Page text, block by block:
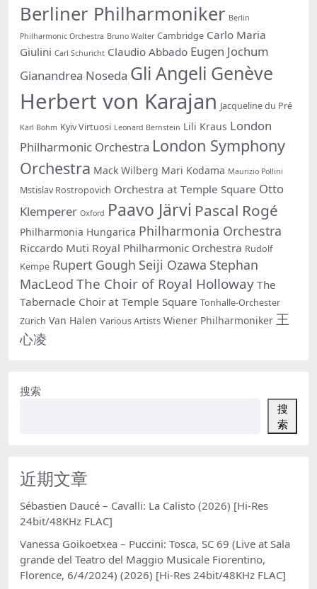
Berliner Philharmoniker Berlin
Philharmonic Orchestra Bruno Walter Cambridge Carlo Maria
Giulini Carl Schuricht Claudio Abbado Eugen Jochum
Gianandrea Noseda Gli Angeli Genève
Herbert von Karajan Jacqueline du Pré
Karl Bohm Kyiv Virtuosi Leonard Bernstein Lili Kraus London
Philharmonic Orchestra London Symphony
Orchestra Mack Wilberg Mari Kodama Maurizio Pollini
Mstislav Rostropovich Orchestra at Temple Square Otto
Klemperer Oxford Paavo Järvi Pascal Rogé
Philharmonia Hungarica Philharmonia Orchestra
Riccardo Muti Royal Philharmonic Orchestra Rudolf
Kempe Rupert Gough Seiji Ozawa Stephan
MacLeod The Choir of Royal Holloway The
Tabernacle Choir at Temple Square Tonhalle-Orchester
Zürich Van Halen Various Artists Wiener Philharmoniker 王
心凌
搜索
搜
索
近期文章
Sébastien Daucé – Cavalli: La Calisto (2026) [Hi-Res
24bit/48KHz FLAC]
Vanessa Goikoetxea – Puccini: Tosca, SC 69 (Live at Sala
grande del Teatro del Maggio Musicale Fiorentino,
Florence, 6/4/2024) (2026) [Hi-Res 24bit/48KHz FLAC]